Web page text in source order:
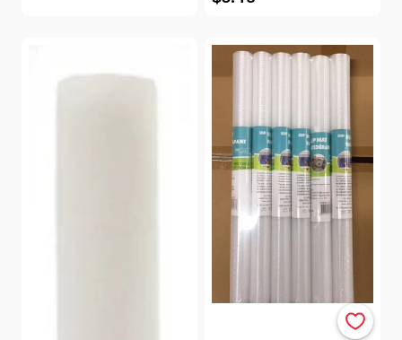
Articles
Maison
(4)
Couvre-
Tablettes
(4)
Rangement